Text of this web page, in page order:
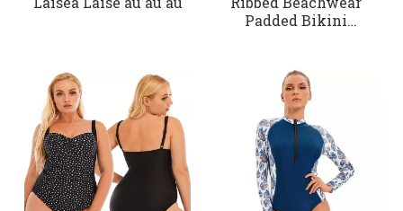
Padded Bikini